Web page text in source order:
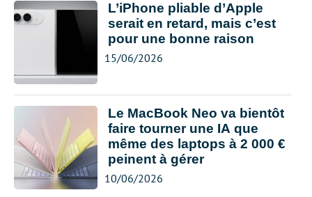
L’iPhone pliable d’Apple
serait en retard, mais c’est
pour une bonne raison
15/06/2026
Le MacBook Neo va bientôt
faire tourner une IA que
même des laptops à 2 000 €
peinent à gérer
10/06/2026